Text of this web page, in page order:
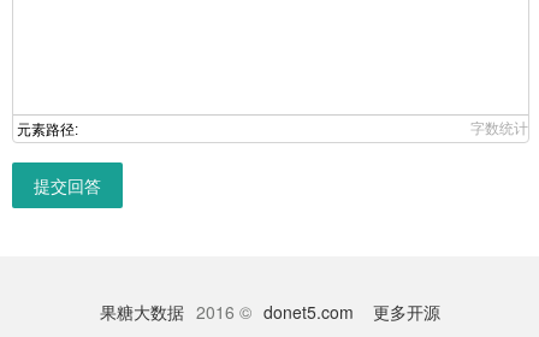
元素路径: 字数统计
提交回答
果糖大数据 2016 © donet5.com
更多开源